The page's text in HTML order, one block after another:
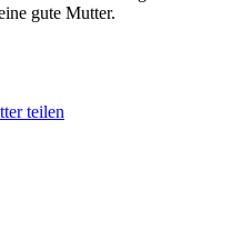
gute Mutter.